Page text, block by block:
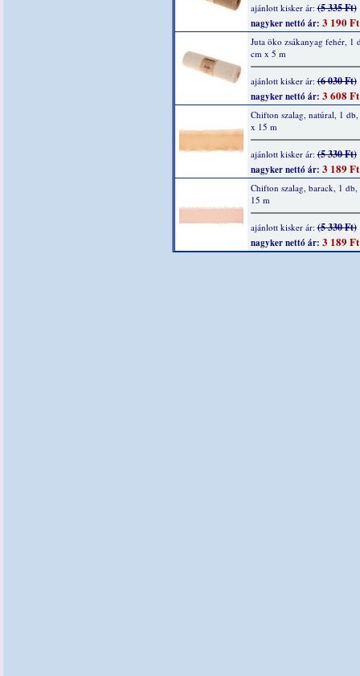
ajánlott kisker ár:(5 335 Ft)
nagyker nettó ár: 3 190 Ft
Juta öko zsákanyag fehér, 1
cm x 5 m
ajánlott kisker ár:(6 030 Ft)
nagyker nettó ár: 3 608 Ft
Chifton szalag, natúral, 1
x 15 m
ajánlott kisker ár:(5 330 Ft)
nagyker nettó ár: 3 189 Ft
Chifton szalag, barack, 1
15 m
ajánlott kisker ár:(5 330 Ft)
nagyker nettó ár: 3 189 Ft